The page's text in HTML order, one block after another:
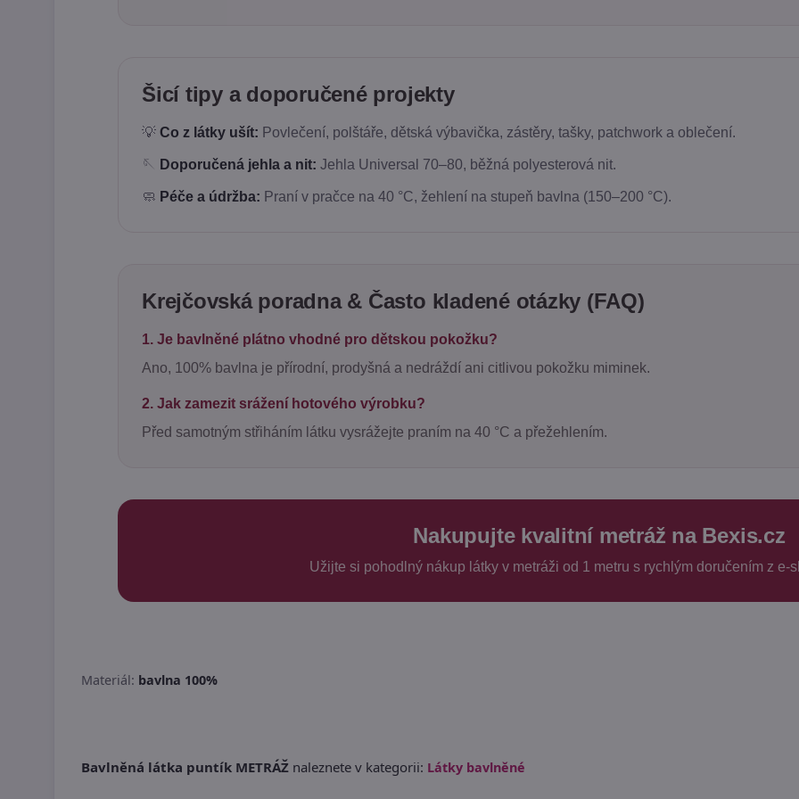
Šicí tipy a doporučené projekty
💡 Co z látky ušít: Povlečení, polštáře, dětská výbavička, zástěry, tašky, patchwork a oblečení.
🪡 Doporučená jehla a nit: Jehla Universal 70–80, běžná polyesterová nit.
🧼 Péče a údržba: Praní v pračce na 40 °C, žehlení na stupeň bavlna (150–200 °C).
Krejčovská poradna & Často kladené otázky (FAQ)
1. Je bavlněné plátno vhodné pro dětskou pokožku?
Ano, 100% bavlna je přírodní, prodyšná a nedráždí ani citlivou pokožku miminek.
2. Jak zamezit srážení hotového výrobku?
Před samotným střiháním látku vysrážejte praním na 40 °C a přežehlením.
Nakupujte kvalitní metráž na Bexis.cz
Užijte si pohodlný nákup látky v metráži od 1 metru s rychlým doručením z e-
Materiál: bavlna 100%
Bavlněná látka puntík METRÁŽ naleznete v kategorii: Látky bavlněné